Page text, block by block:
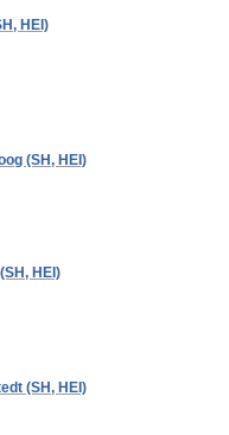
HEI)
(SH, HEI)
HEI)
(SH, HEI)